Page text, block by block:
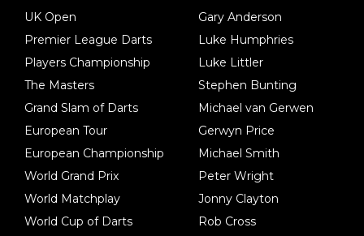
UK Open
Premier League Darts
Players Championship
The Masters
Grand Slam of Darts
European Tour
European Championship
World Grand Prix
World Matchplay
World Cup of Darts
Gary Anderson
Luke Humphries
Luke Littler
Stephen Bunting
Michael van Gerwen
Gerwyn Price
Michael Smith
Peter Wright
Jonny Clayton
Rob Cross